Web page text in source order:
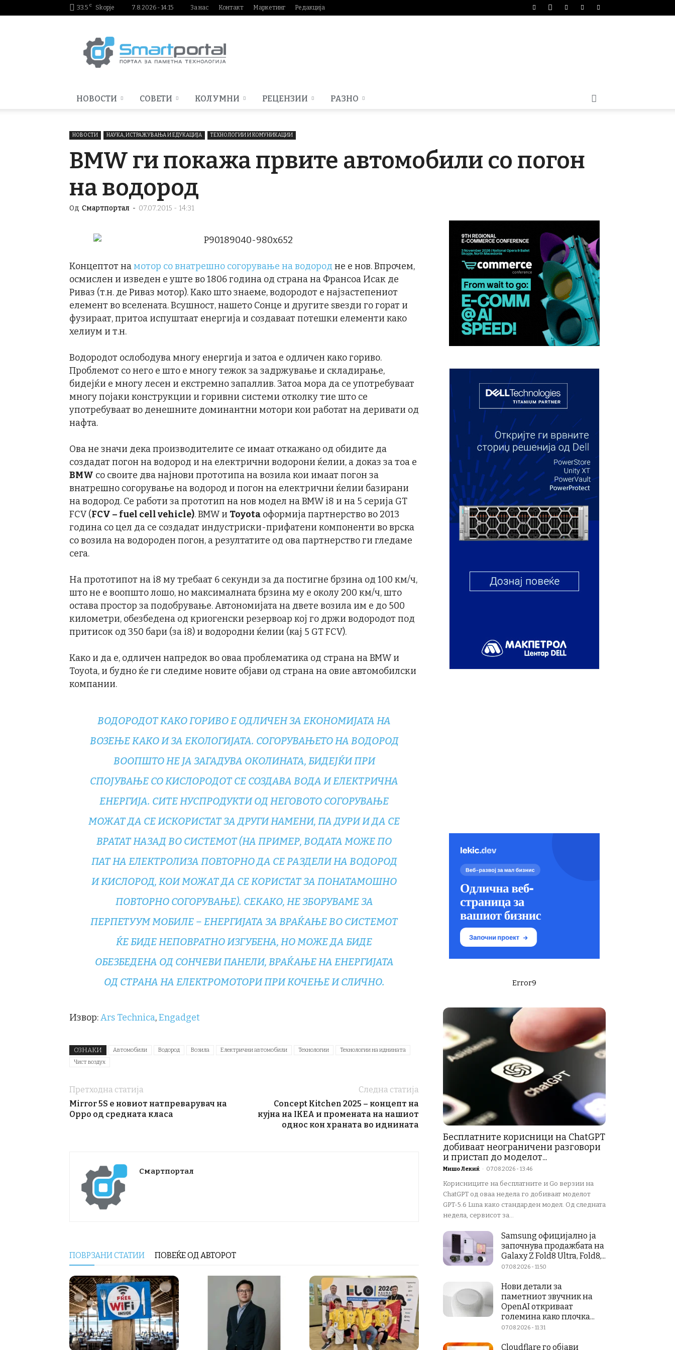
33.5 C Skopje 7.8.2026 - 14:15 За нас Контакт Маркетинг Редакција
НОВОСТИ СОВЕТИ КОЛУМНИ РЕЦЕНЗИИ РАЗНО
НОВОСТИ НАУКА, ИСТРАЖУВАЊА И ЕДУКАЦИЈА ТЕХНОЛОГИИ И КОМУНИКАЦИИ
BMW ги покажа првите автомобили со погон
на водород
Од Смартпортал - 07.07.2015 - 14:31
Концептот намотор со внатрешно согорување на водород не е нов. Впрочем,
осмислен и изведен е уште во 1806 година од страна на Франсоа Исак де
Риваз (т.н. де Риваз мотор). Како што знаеме, водородот е најзастепениот
елемент во вселената. Всушност, нашето Сонце и другите ѕвезди го горат и
фузираат, притоа испуштаат енергија и создаваат потешки елементи како
хелиум и т.н.
Водородот ослободува многу енергија и затоа е одличен како гориво.
Проблемот со него е што е многу тежок за задржување и складирање,
бидејќи е многу лесен и екстремно запаллив. Затоа мора да се употребуваат
многу појаки конструкции и горивни системи отколку тие што се
употребуваат во денешните доминантни мотори кои работат на деривати од
нафта.
Ова не значи дека производителите се имаат откажано од обидите да
создадат погон на водород и на електрични водорони ќелии, а доказ за тоа е
BMW со своите два најнови прототипа на возила кои имаат погон за
внатрешно согорување на водород и погон на електрични ќелии базирани
на водород. Се работи за прототип на нов модел на BMW i8 и на 5 серија GT
FCV (FCV – fuel cell vehicle). BMW и Toyota оформија партнерство во 2013
година со цел да се создадат индустриски-прифатени компоненти во врска
со возила на водороден погон, а резултатите од ова партнерство ги гледаме
сега.
На прототипот на i8 му требаат 6 секунди за да постигне брзина од 100 км/ч,
што не е воопшто лошо, но максималната брзина му е околу 200 км/ч, што
остава простор за подобрување. Автономијата на двете возила им е до 500
километри, обезбедена од криогенски резервоар кој го држи водородот под
притисок од 350 бари (за i8) и водородни ќелии (кај 5 GT FCV).
Како и да е, одличен напредок во оваа проблематика од страна на BMW и
Toyota, и будно ќе ги следиме новите објави од страна на овие автомобилски
компании.
ВОДОРОДОТ КАКО ГОРИВО Е ОДЛИЧЕН ЗА ЕКОНОМИЈАТА НА
ВОЗЕЊЕ КАКО И ЗА ЕКОЛОГИЈАТА. СОГОРУВАЊЕТО НА ВОДОРОД
ВООПШТО НЕ ЈА ЗАГАДУВА ОКОЛИНАТА, БИДЕЈЌИ ПРИ
СПОЈУВАЊЕ СО КИСЛОРОДОТ СЕ СОЗДАВА ВОДА И ЕЛЕКТРИЧНА
ЕНЕРГИЈА. СИТЕ НУСПРОДУКТИ ОД НЕГОВОТО СОГОРУВАЊЕ
МОЖАТ ДА СЕ ИСКОРИСТАТ ЗА ДРУГИ НАМЕНИ, ПА ДУРИ И ДА СЕ
ВРАТАТ НАЗАД ВО СИСТЕМОТ (НА ПРИМЕР, ВОДАТА МОЖЕ ПО
ПАТ НА ЕЛЕКТРОЛИЗА ПОВТОРНО ДА СЕ РАЗДЕЛИ НА ВОДОРОД
И КИСЛОРОД, КОИ МОЖАТ ДА СЕ КОРИСТАТ ЗА ПОНАТАМОШНО
ПОВТОРНО СОГОРУВАЊЕ). СЕКАКО, НЕ ЗБОРУВАМЕ ЗА
ПЕРПЕТУУМ МОБИЛЕ – ЕНЕРГИЈАТА ЗА ВРАЌАЊЕ ВО СИСТЕМОТ
ЌЕ БИДЕ НЕПОВРАТНО ИЗГУБЕНА, НО МОЖЕ ДА БИДЕ
ОБЕЗБЕДЕНА ОД СОНЧЕВИ ПАНЕЛИ, ВРАЌАЊЕ НА ЕНЕРГИЈАТА
ОД СТРАНА НА ЕЛЕКТРОМОТОРИ ПРИ КОЧЕЊЕ И СЛИЧНО.
Извор:Ars Technica,Engadget
ОЗНАКИ Автомобили Водород Возила Електрични автомобили Технологии
Технологии на иднината
Чист воздух
Претходна статија
Mirror 5S е новиот натпреварувач на
Oppo од средната класа
Следна статија
Concept Kitchen 2025 – концепт на
кујна на IKEA и промената на нашиот
однос кон храната во иднината
Смартпортал
ПОВРЗАНИ СТАТИИ ПОВЕЌЕ ОД АВТОРОТ
Error9
Бесплатните корисници на ChatGPT
добиваат неограничени разговори
и пристап до моделот...
Мишо Лекиќ - 07.08.2026 - 13:46
Корисниците на бесплатните и Go верзии на
ChatGPT од оваа недела го добиваат моделот
GPT-5.6 Luna како стандарден модел. Од следната
недела, сервисот за...
Samsung официјално ја
започнува продажбата на
Galaxy Z Fold8 Ultra, Fold8,...
07.08.2026 - 11:50
Нови детали за
паметниот звучник на
OpenAI откриваат
големина како плочка...
07.08.2026 - 11:31
Cloudflare го објави